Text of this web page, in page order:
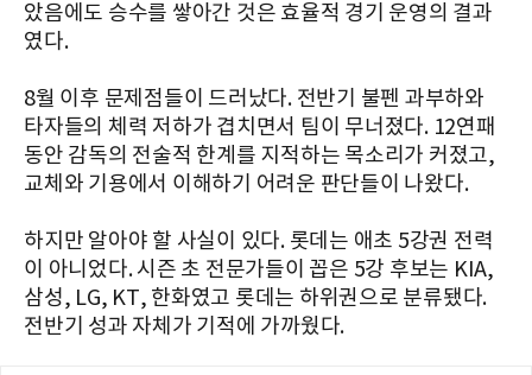
았음에도 승수를 쌓아간 것은 효율적 경기 운영의 결과
였다.
8월 이후 문제점들이 드러났다. 전반기 불펜 과부하와
타자들의 체력 저하가 겹치면서 팀이 무너졌다. 12연패
동안 감독의 전술적 한계를 지적하는 목소리가 커졌고,
교체와 기용에서 이해하기 어려운 판단들이 나왔다.
하지만 알아야 할 사실이 있다. 롯데는 애초 5강권 전력
이 아니었다. 시즌 초 전문가들이 꼽은 5강 후보는 KIA,
삼성, LG, KT, 한화였고 롯데는 하위권으로 분류됐다.
전반기 성과 자체가 기적에 가까웠다.